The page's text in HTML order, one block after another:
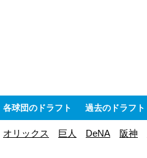
各球団のドラフト 過去のドラフト
オリックス 巨人 DeNA 阪神